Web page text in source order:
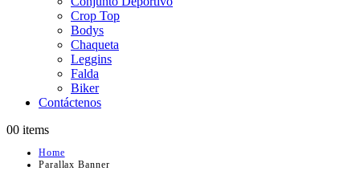
Crop Top
Bodys
Chaqueta
Leggins
Falda
Biker
Contáctenos
00 items
Home
Parallax Banner